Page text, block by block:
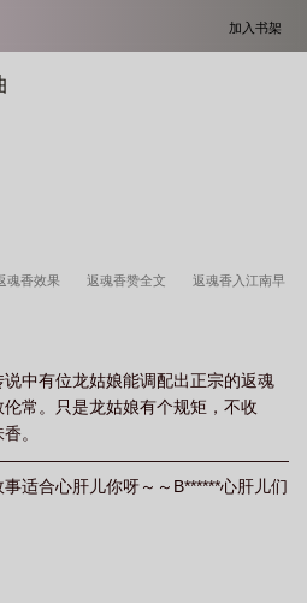
加入书架
魂香效果 返魂香赞全文 返魂香入江南早
与作用 返魂香御魂 返魂香的功效是什
十方韵白云观 枝头疑有返魂香 返魂香配
魂香十方韵 返魂香的功效能通心神开七窍
中有位龙姑娘能调配出正宗的返魂
常。只是龙姑娘有个规矩，不收
。
适合心肝儿你呀～～B******心肝儿们
儿，么么哒(≧ω≦)********/B